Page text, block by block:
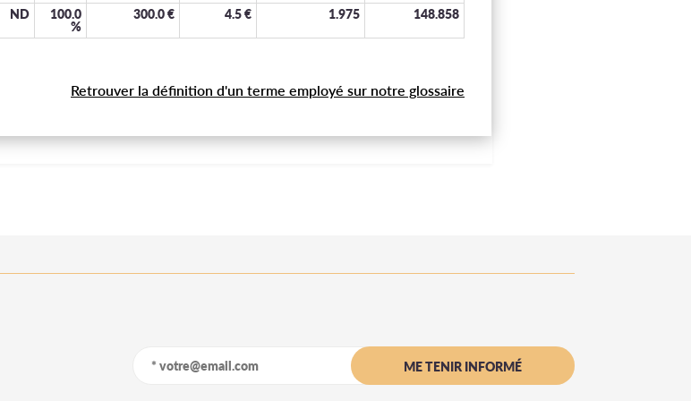
ND
100.0
%
300.0€ 4.5€ 1.975 148.858
Retrouver la définition d'un terme employé sur notre glossaire
ME TENIR INFORMÉ